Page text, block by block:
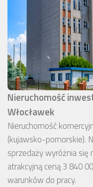
Nieruchomość
Włocławek
Nieruchomość
(kujawsko-pomorskie).
sprzedaży wyróżnia
atrakcyjną ceną 3 840
warunków do pracy.